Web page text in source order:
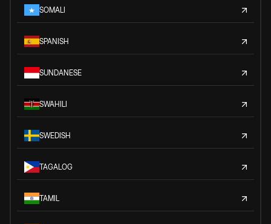
SOMALI
SPANISH
SUNDANESE
SWAHILI
SWEDISH
TAGALOG
TAMIL